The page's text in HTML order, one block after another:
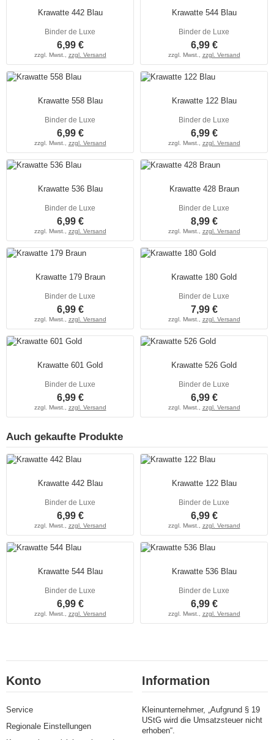
Krawatte 442 Blau
Binder de Luxe
6,99 €
zzgl. Mwst., zzgl. Versand
Krawatte 544 Blau
Binder de Luxe
6,99 €
zzgl. Mwst., zzgl. Versand
Krawatte 558 Blau
Binder de Luxe
6,99 €
zzgl. Mwst., zzgl. Versand
Krawatte 122 Blau
Binder de Luxe
6,99 €
zzgl. Mwst., zzgl. Versand
Krawatte 536 Blau
Binder de Luxe
6,99 €
zzgl. Mwst., zzgl. Versand
Krawatte 428 Braun
Binder de Luxe
8,99 €
zzgl. Mwst., zzgl. Versand
Krawatte 179 Braun
Binder de Luxe
6,99 €
zzgl. Mwst., zzgl. Versand
Krawatte 180 Gold
Binder de Luxe
7,99 €
zzgl. Mwst., zzgl. Versand
Krawatte 601 Gold
Binder de Luxe
6,99 €
zzgl. Mwst., zzgl. Versand
Krawatte 526 Gold
Binder de Luxe
6,99 €
zzgl. Mwst., zzgl. Versand
Auch gekaufte Produkte
Krawatte 442 Blau
Binder de Luxe
6,99 €
zzgl. Mwst., zzgl. Versand
Krawatte 122 Blau
Binder de Luxe
6,99 €
zzgl. Mwst., zzgl. Versand
Krawatte 544 Blau
Binder de Luxe
6,99 €
zzgl. Mwst., zzgl. Versand
Krawatte 536 Blau
Binder de Luxe
6,99 €
zzgl. Mwst., zzgl. Versand
Konto
Service
Regionale Einstellungen
Information
Kleinunternehmer, „Aufgrund § 19
UStG wird die Umsatzsteuer nicht
erhoben“.